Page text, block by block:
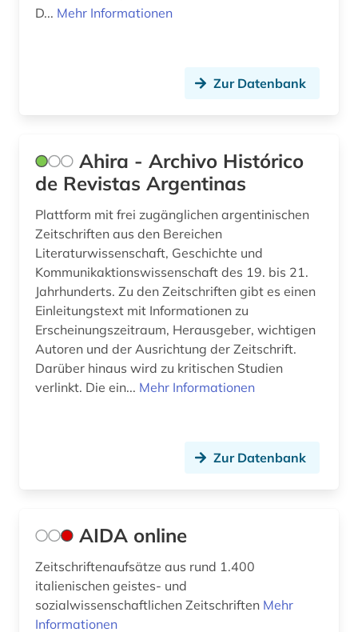
elektronische ressource (1)
elektronische zeitschrift (10)
elektronisches buch (21)
elektronisches publizieren (1)
england (1)
englisch (36)
englische literatur (1)
enzyklopädie (10)
erlebnisbericht (2)
ethnologie (1)
fachliteratur (1)
fachportal (1)
fernando pessoa (1)
D... Mehr Informationen
Zur Datenbank
Ahira - Archivo Histórico
de Revistas Argentinas
Plattform mit frei zugänglichen argentinischen
Zeitschriften aus den Bereichen
Literaturwissenschaft, Geschichte und
Kommunikaktionswissenschaft des 19. bis 21.
Jahrhunderts. Zu den Zeitschriften gibt es einen
Einleitungstext mit Informationen zu
Erscheinungszeitraum, Herausgeber, wichtigen
Autoren und der Ausrichtung der Zeitschrift.
Darüber hinaus wird zu kritischen Studien
verlinkt. Die ein... Mehr Informationen
Zur Datenbank
AIDA online
Zeitschriftenaufsätze aus rund 1.400
italienischen geistes- und
sozialwissenschaftlichen Zeitschriften Mehr
Informationen